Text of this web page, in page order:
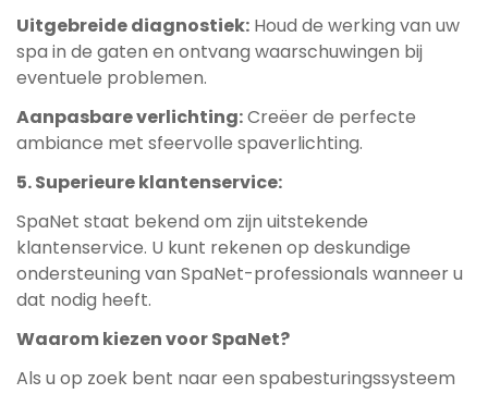
Uitgebreide diagnostiek: Houd de werking van uw
spa in de gaten en ontvang waarschuwingen bij
eventuele problemen.
Aanpasbare verlichting:Creëer de perfecte
ambiance met sfeervolle spaverlichting.
5. Superieure klantenservice:
SpaNet staat bekend om zijn uitstekende
klantenservice. U kunt rekenen op deskundige
ondersteuning van SpaNet-professionals wanneer u
dat nodig heeft.
Waarom kiezen voor SpaNet?
Als u op zoek bent naar een spabesturingssysteem